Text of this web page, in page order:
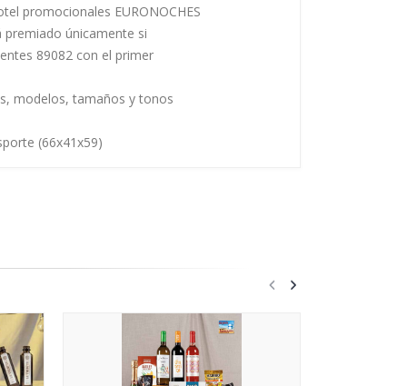
promocionales EURONOCHES
premiado únicamente si
89082 con el primer
modelos, tamaños y tonos
(66x41x59)